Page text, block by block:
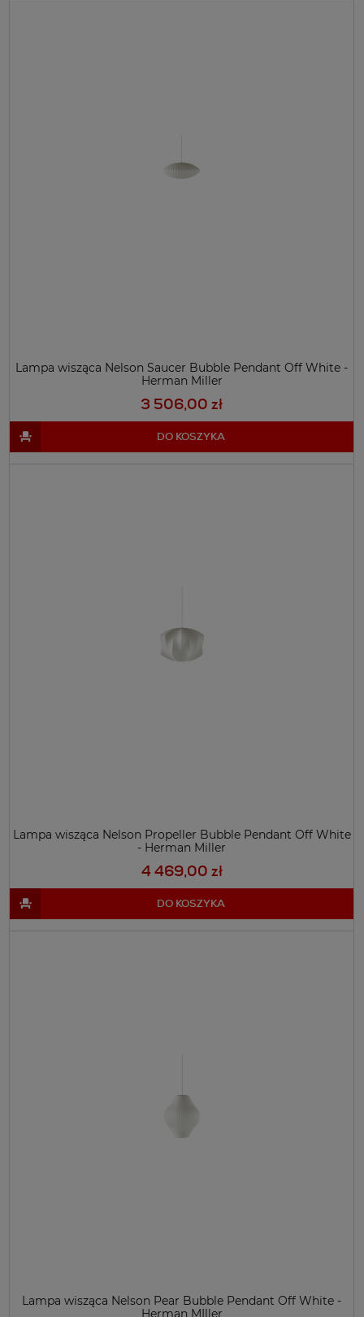
Lampa wisząca Nelson Saucer Bubble Pendant Off White -
Herman Miller
3 506,00 zł
DO KOSZYKA
Lampa wisząca Nelson Propeller Bubble Pendant Off White
- Herman Miller
4 469,00 zł
DO KOSZYKA
Lampa wisząca Nelson Pear Bubble Pendant Off White -
Herman MIller